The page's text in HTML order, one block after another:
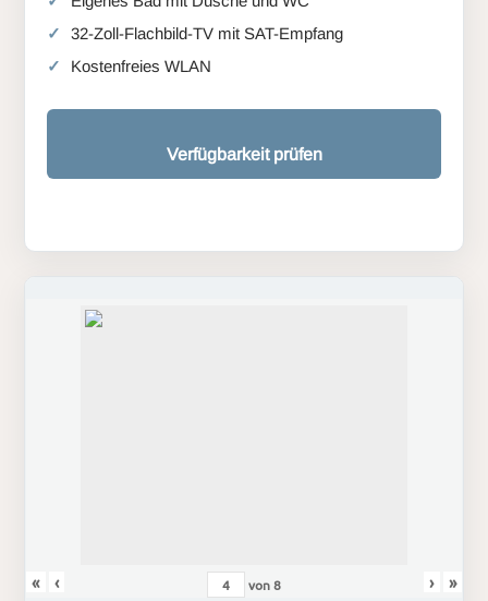
32-Zoll-Flachbild-TV mit SAT-Empfang
Kostenfreies WLAN
Verfügbarkeit prüfen
« ‹ von8 › »